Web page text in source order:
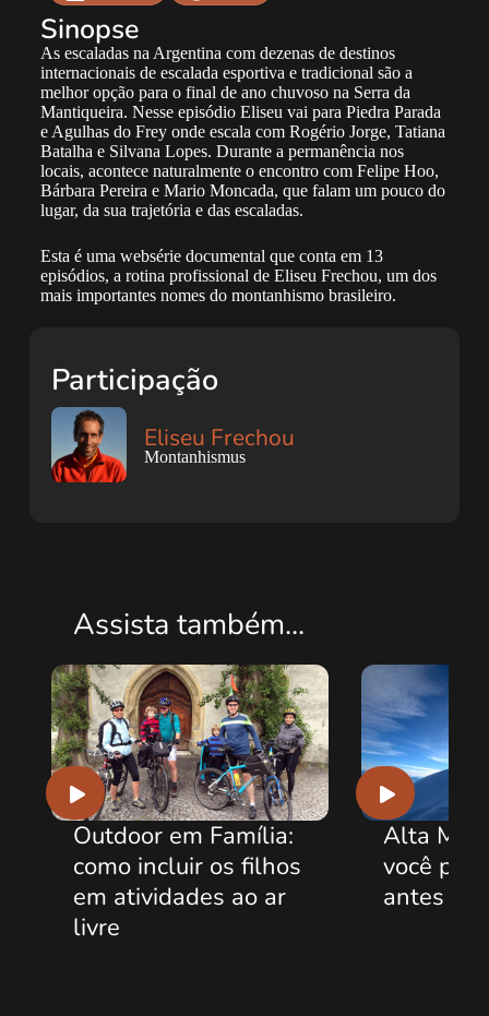
Sinopse
As escaladas na Argentina com dezenas de destinos
internacionais de escalada esportiva e tradicional são a
melhor opção para o final de ano chuvoso na Serra da
Mantiqueira. Nesse episódio Eliseu vai para Piedra Parada
e Agulhas do Frey onde escala com Rogério Jorge, Tatiana
Batalha e Silvana Lopes. Durante a permanência nos
locais, acontece naturalmente o encontro com Felipe Hoo,
Bárbara Pereira e Mario Moncada, que falam um pouco do
lugar, da sua trajetória e das escaladas.
Esta é uma websérie documental que conta em 13
episódios, a rotina profissional de Eliseu Frechou, um dos
mais importantes nomes do montanhismo brasileiro.
Participação
Eliseu Frechou
Montanhismus
Assista também...
filhos
ao ar
Alta Montanha: O que
você precisa saber
antes de escalar uma